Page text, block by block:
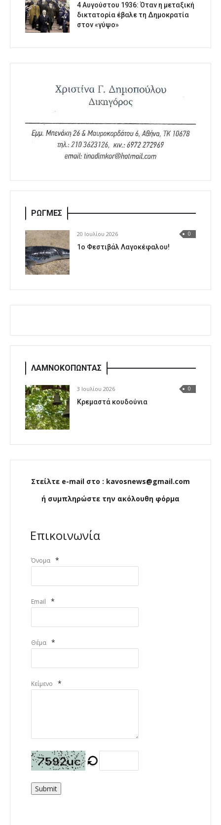
4 Αυγούστου 1936: Όταν η μεταξική
δικτατορία έβαλε τη Δημοκρατία
στον «γύψο»
ΡΩΓΜΕΣ
20 Ιουλίου 2026 0
1o Φεστιβάλ Λαγοκέφαλου!
ΛΑΜΝΟΚΟΠΩΝΤΑΣ
3 Ιουλίου 2026 0
Κρεμαστά κουδούνια
Στείλτε e-mail στο : kavosnews@gmail.com
ή συμπληρώστε την ακόλουθη φόρμα
Επικοινωνία
Όνομα *
Email *
Θέμα *
Κείμενο *
Submit